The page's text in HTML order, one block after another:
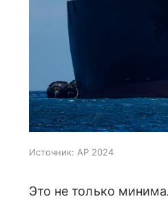
Источник: AP 2024
Это не только